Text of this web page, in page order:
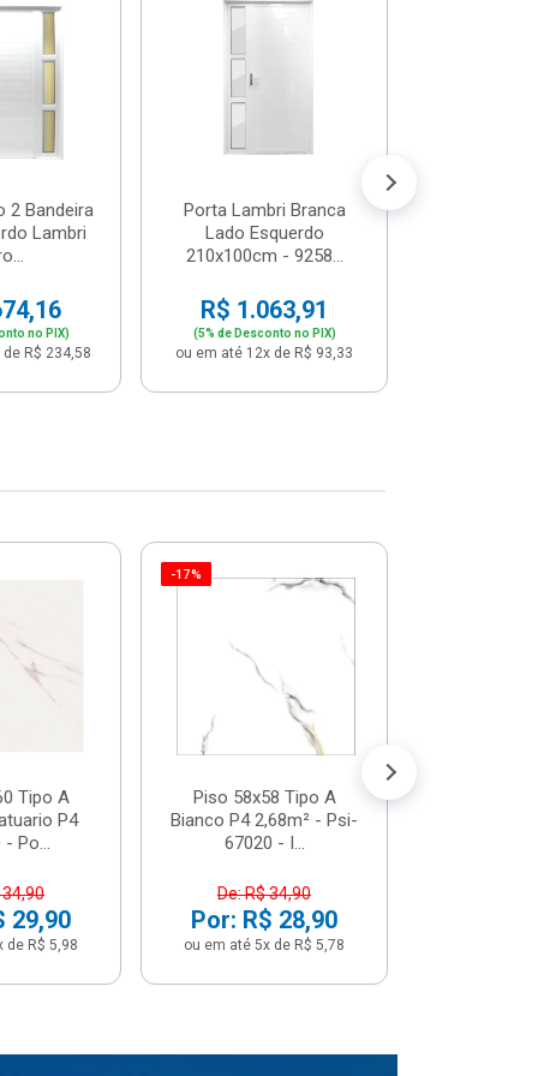
2 Bandeira
Lambri
no PIX)
R$ 234,58
Porta Lambri Branca
Lado Esquerdo
210x100cm - 9258...
R$ 1.063,91
(5% de Desconto no PIX)
ou em até 12x de R$ 93,33
Tipo A
P4
- Po...
34,90
29,90
de R$ 5,98
-17%
Piso 58x58 Tipo A
Bianco P4 2,68m² - Psi-
67020 - I...
De: R$ 34,90
Por: R$ 28,90
ou em até 5x de R$ 5,78